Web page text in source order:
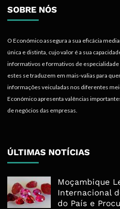
SOBRE NÓS
O Económico assegura a sua eficácia
única e distinta, cujo valor é a sua
informativos e formativos de
estes se traduzem em mais-valias para
informações veiculadas nos diferentes
Económico apresenta valências
de negócios das empresas.
ÚLTIMAS NOTÍCIAS
Moçambique
Internacional
do País e